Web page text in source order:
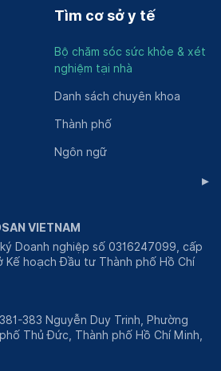
Tìm cơ sở y tế
Bộ chăm sóc sức khỏe & xét
nghiệm tại nhà
Danh sách chuyên khoa
Thành phố
Ngôn ngữ
▸
VIETNAM
Doanh nghiệp số 0316247099, cấp
hoạch Đầu tư Thành phố Hồ Chí
383 Nguyễn Duy Trinh, Phường
Thủ Đức, Thành phố Hồ Chí Minh,